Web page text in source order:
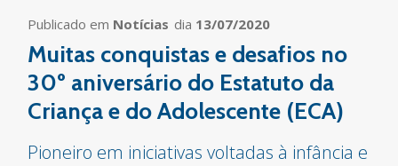
Publicado em Notícias dia 13/07/2020
Muitas conquistas e desafios no
30º aniversário do Estatuto da
Criança e do Adolescente (ECA)
Pioneiro em iniciativas voltadas à infância e